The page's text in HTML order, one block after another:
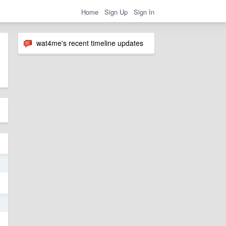
Home Sign Up Sign In
wat4me's recent timeline updates